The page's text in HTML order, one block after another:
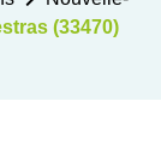
(33470)